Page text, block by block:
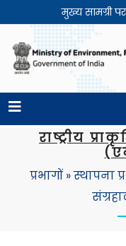
मुख्य सामग्री
राष्ट्रीय
प्रभागों»स्थापना